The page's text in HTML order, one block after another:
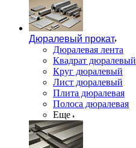
Дюралевый прокат
Дюралевая лента
Квадрат дюралевый
Круг дюралевый
Лист дюралевый
Плита дюралевая
Полоса дюралевая
Еще